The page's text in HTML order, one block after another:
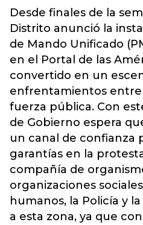
Desde finales de la
Distrito anunció la
de Mando Unificado
en el Portal de las
convertido en un
enfrentamientos entre
fuerza pública. Con
de Gobierno espera
un canal de confianza
garantías en la
compañía de
organizaciones
humanos, la Policía y
a esta zona, ya que